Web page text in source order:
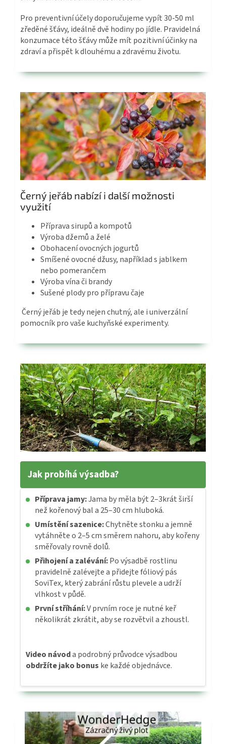
Pro preventivní účely doporučujeme vypít 30-50 ml
zředěné šťávy, ideálně dvě hodiny po jídle. Pravidelná
konzumace této šťávy může mít pozitivní účinky na
zdraví a přispět k dlouhému a zdravému životu.
Černý jeřáb nabízí i další možnosti
využití
Příprava sirupů a kompotů
Výroba džemů a želé
Obohacení ovocných jogurtů
Smíšené ovocné džusy, například s jablkem
nebo pomerančem
Výroba vína či brandy
Sušené plody pro přípravu čaje
Černý jeřáb je tedy nejen chutný, ale i univerzální
pomocník pro vaše kuchyňské experimenty.
Jak probíhá výsadba?
Příprava jamy:Jama by měla být 2–3krát širší
než kořenový bal a 25–30 cm hluboká.
Umístění sazenice:Chytněte stonku a jemně
vytáhněte o 2–5 cm směrem nahoru, aby kořeny
směřovaly rovně dolů.
Přihojení a zalévání:Po výsadbě rostlinu
pravidelně zalévejte a přidejte fóliový pás
SoviTex, který zabrání růstu plevele a udrží
vlhkost v půdě.
První stříhání:V prvním roce je nutné keř
několikrát zkrátit, aby se rozvětvil a zhoustl.
Video návoda podrobný průvodce výsadbou
obdržíte jako bonus ke každé objednávce.